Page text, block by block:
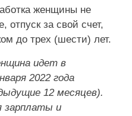
женщины не
отпуск за свой счет,
до трех (шести) лет.
идет в
2022 года
12 месяцев).
зарплаты и